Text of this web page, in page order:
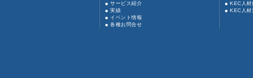
サービス紹介
実績
イベント情報
各種お問合せ
KEC人材
KEC人材